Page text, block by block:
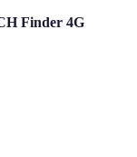
Finder 4G